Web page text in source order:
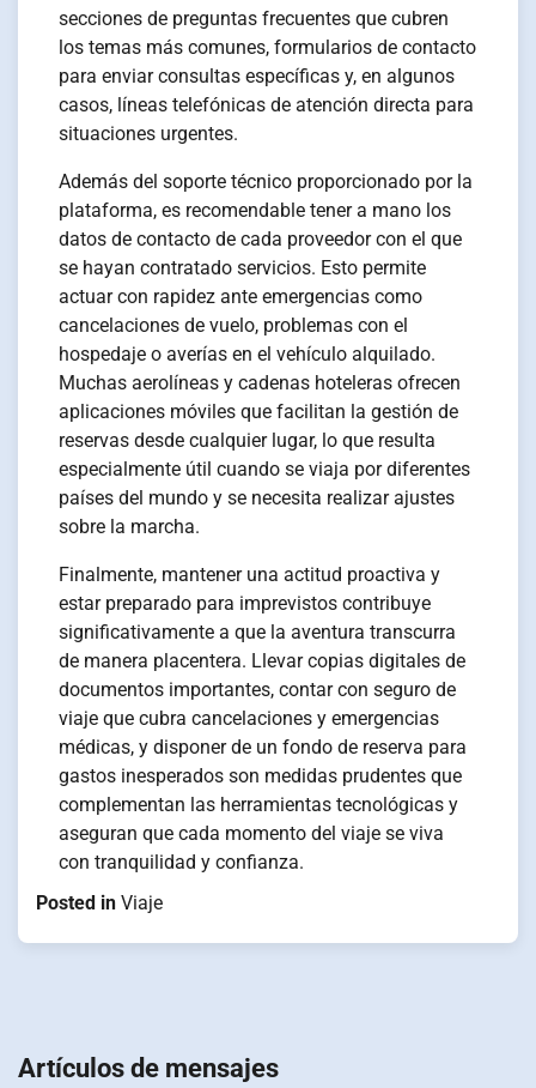
secciones de preguntas frecuentes que cubren
los temas más comunes, formularios de contacto
para enviar consultas específicas y, en algunos
casos, líneas telefónicas de atención directa para
situaciones urgentes.
Además del soporte técnico proporcionado por la
plataforma, es recomendable tener a mano los
datos de contacto de cada proveedor con el que
se hayan contratado servicios. Esto permite
actuar con rapidez ante emergencias como
cancelaciones de vuelo, problemas con el
hospedaje o averías en el vehículo alquilado.
Muchas aerolíneas y cadenas hoteleras ofrecen
aplicaciones móviles que facilitan la gestión de
reservas desde cualquier lugar, lo que resulta
especialmente útil cuando se viaja por diferentes
países del mundo y se necesita realizar ajustes
sobre la marcha.
Finalmente, mantener una actitud proactiva y
estar preparado para imprevistos contribuye
significativamente a que la aventura transcurra
de manera placentera. Llevar copias digitales de
documentos importantes, contar con seguro de
viaje que cubra cancelaciones y emergencias
médicas, y disponer de un fondo de reserva para
gastos inesperados son medidas prudentes que
complementan las herramientas tecnológicas y
aseguran que cada momento del viaje se viva
con tranquilidad y confianza.
Posted in Viaje
de
Artículos de mensajes